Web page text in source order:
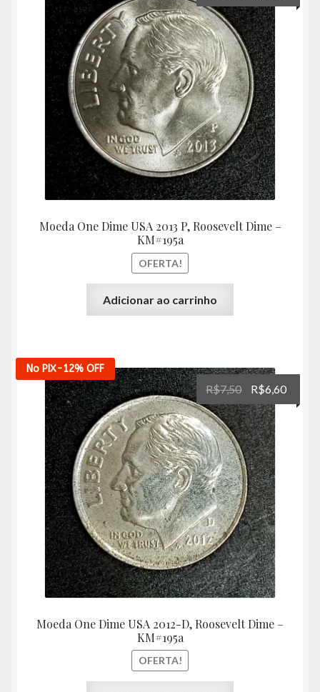
Moeda One Dime USA 2013 P, Roosevelt Dime –
KM#195a
OFERTA!
preço
original
era:
R$8,40.
preço
Adicionar ao carrinho
No PIX-12% OFF
Moeda One Dime USA 2012-D, Roosevelt Dime –
KM#195a
OFERTA!
R$7,50
O
preço
original
era:
R$7,50.
R$6,60O
preço